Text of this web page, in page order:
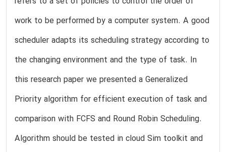
work to be performed by a computer system. A good
scheduler adapts its scheduling strategy according to
the changing environment and the type of task. In
this research paper we presented a Generalized
Priority algorithm for efficient execution of task and
comparison with FCFS and Round Robin Scheduling.
Algorithm should be tested in cloud Sim toolkit and